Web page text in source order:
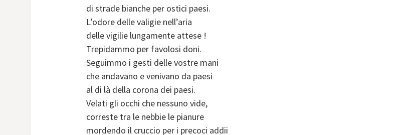
di strade bianche per ostici paesi.
L’odore delle valigie nell’aria
delle vigilie lungamente attese !
Trepidammo per favolosi doni.
Seguimmo i gesti delle vostre mani
che andavano e venivano da paesi
al di là della corona dei paesi.
Velati gli occhi che nessuno vide,
correste tra le nebbie le pianure
mordendo il cruccio per i precoci addii